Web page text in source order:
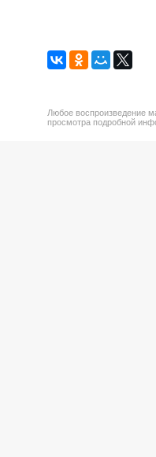
Любое воспроизведение
просмотра подробной